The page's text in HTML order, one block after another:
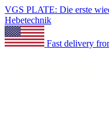
VGS PLATE: Die erste
Hebetechnik
Fast delivery